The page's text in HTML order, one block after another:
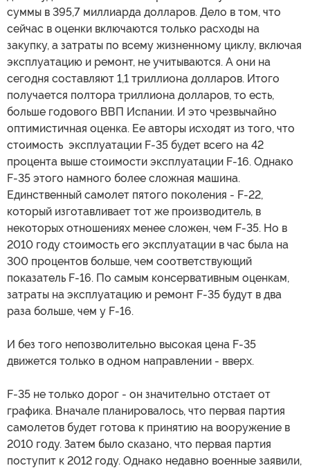
суммы в 395,7 миллиарда долларов. Дело в том, что
сейчас в оценки включаются только расходы на
закупку, а затраты по всему жизненному циклу, включая
эксплуатацию и ремонт, не учитываются. А они на
сегодня составляют 1,1 триллиона долларов. Итого
получается полтора триллиона долларов, то есть,
больше годового ВВП Испании. И это чрезвычайно
оптимистичная оценка. Ее авторы исходят из того, что
стоимость эксплуатации F-35 будет всего на 42
процента выше стоимости эксплуатации F-16. Однако
F-35 этого намного более сложная машина.
Единственный самолет пятого поколения - F-22,
который изготавливает тот же производитель, в
некоторых отношениях менее сложен, чем F-35. Но в
2010 году стоимость его эксплуатации в час была на
300 процентов больше, чем соответствующий
показатель F-16. По самым консервативным оценкам,
затраты на эксплуатацию и ремонт F-35 будут в два
раза больше, чем у F-16.
И без того непозволительно высокая цена F-35
движется только в одном направлении - вверх.
F-35 не только дорог - он значительно отстает от
графика. Вначале планировалось, что первая партия
самолетов будет готова к принятию на вооружение в
2010 году. Затем было сказано, что первая партия
поступит к 2012 году. Однако недавно военные заявили,